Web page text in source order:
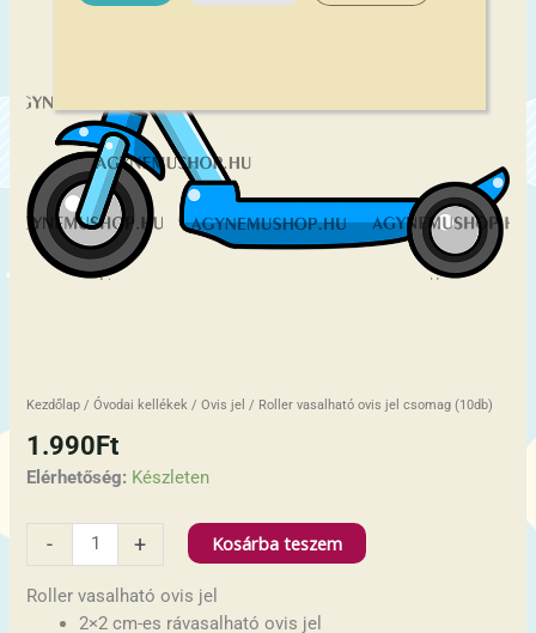
Kezdőlap /Óvodai kellékek /Ovis jel / Roller vasalható ovis jel csomag (10db)
1.990Ft
Elérhetőség: Készleten
- + Kosárba teszem
Roller vasalható ovis jel
2×2 cm-es rávasalható ovis jel